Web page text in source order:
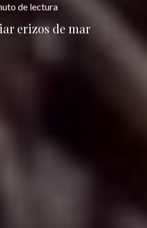
de lectura
erizos de mar